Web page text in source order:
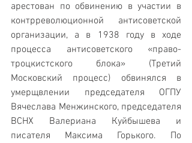
арестован по обвинению в участии в
контрреволюционной антисоветской
организации, а в 1938 году в ходе
процесса антисоветского «право-
троцкистского блока» (Третий
Московский процесс) обвинялся в
умерщвлении председателя ОГПУ
Вячеслава Менжинского, председателя
ВСНХ Валериана Куйбышева и
писателя Максима Горького. По